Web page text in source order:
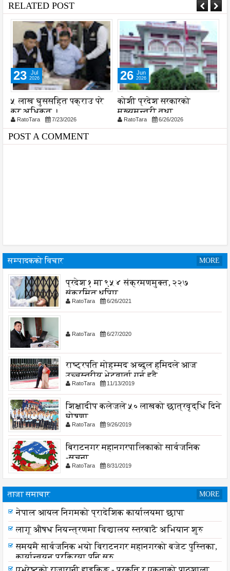
RELATED POST
23 Jul
2026
५ लाख घुससहित पक्राउ परे
कर अधिकृत ।
RatoTara 7/23/2026
26 Jun
2026
कोशी प्रदेश सरकारको
मुख्यमन्त्री तथा
मन्त्रिपरिषद्को कार्यालयमा
बजेट दुरूपयेाग भ्रष्ट्रचार हुदै
...?
RatoTara 6/26/2026
POST A COMMENT
सम्पादकको विचार MORE
प्रदेश १ मा ९५४ संक्रमणमुक्त, २२७
संक्रमित थपिए
RatoTara 6/26/2021
RatoTara 6/27/2020
राष्ट्रपति मोहम्मद अब्दुल हमिदले आज
उच्चस्तरीय भेटवार्ता गर्नु हुदै,
RatoTara 11/13/2019
शिक्षादीप कलेजले ५० लाखको छात्रवृद्धि दिने
घोषणा
RatoTara 9/26/2019
बिराटनगर महानगरपालिकाको सार्वजनिक
-सुचना
RatoTara 8/31/2019
ताजा समाचार MORE
नेपाल आयल निगमको प्रादेशिक कार्यालयमा छापा
लागू औषध नियन्त्रणमा विद्यालय स्तरबाटै अभियान शुरु
समयमै सार्वजनिक भयो विराटनगर महानगरको बजेट पुस्तिका,
कार्यान्वयन प्रक्रिया पनि सुरु